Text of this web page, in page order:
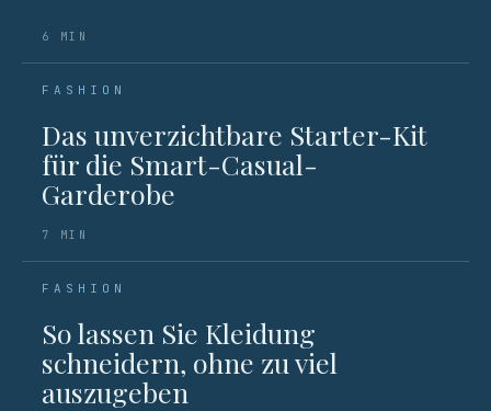
6 MIN
FASHION
Das unverzichtbare Starter-Kit
für die Smart-Casual-
Garderobe
7 MIN
FASHION
So lassen Sie Kleidung
schneidern, ohne zu viel
auszugeben